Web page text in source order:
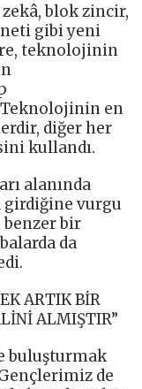
blok zincir,
gibi yeni
teknolojinin
en
diğer her
kullandı.
alanında
girdiğine vurgu
benzer bir
da
ARTIK BİR
ALMIŞTIR”
buluşturmak
de